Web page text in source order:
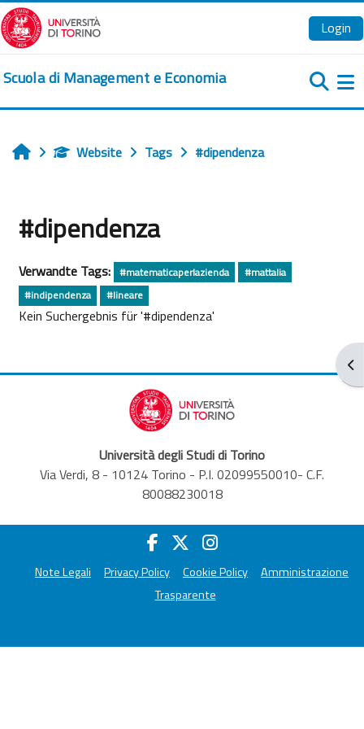
Zum Hauptinhalt
Login
Scuola di Management e Economia
Startseite
Website Tags #dipendenza
#dipendenza
Verwandte Tags: #matematicaperlazienda
#mattalia
#indipendenza
#lineare
Kein Suchergebnis für '#dipendenza'
Università degli Studi di Torino
Via Verdi, 8 - 10124 Torino - P.I. 02099550010- C.F.
80088230018
Note Legali Privacy Policy Cookie Policy
Amministrazione
Trasparente